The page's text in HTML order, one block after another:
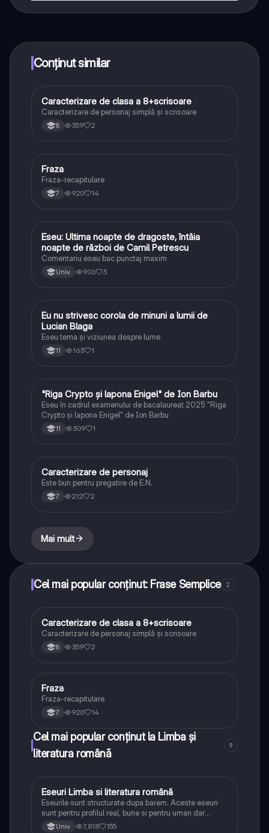
Conținut similar
Limba și literatura română
Caracterizare de clasa a 8+scrisoare
Caracterizare de personaj simplă și scrisoare
8 359 2
Limba și literatura română
Fraza
Fraza-recapitulare
7 920 14
Limba și literatura română
Eseu: Ultima noapte de dragoste, întâia
noapte de război de Camil Petrescu
Comentariu eseu bac punctaj maxim
Univ. 906 3
Limba și literatura română
Eu nu strivesc corola de minuni a lumii de
Lucian Blaga
Eseu tema și viziunea despre lume
11 163 1
Limba și literatura română
"Riga Crypto și lapona Enigel" de Ion Barbu
Eseu în cadrul examenului de bacalaureat 2025 "Riga
Crypto și lapona Enigel" de Ion Barbu
11 309 1
Limba și literatura română
Caracterizare de personaj
Este bun pentru pregatire de E.N.
7 212 2
Mai mult
Cel mai popular conținut: Frase Semplice 2
Limba și literatura română
Caracterizare de clasa a 8+scrisoare
Caracterizare de personaj simplă și scrisoare
8 359 2
Limba și literatura română
Fraza
Fraza-recapitulare
7 920 14
Cel mai popular conținut la Limba și
literatura română
9
Limba și literatura română
Eseuri Limba si literatura română
Eseurile sunt structurate dupa barem. Aceste eseuri
sunt pentru profilul real, bune si pentru uman dar
lipsesc relatiile dintre personaje si caracrerizarile.
Univ. 7,818 155